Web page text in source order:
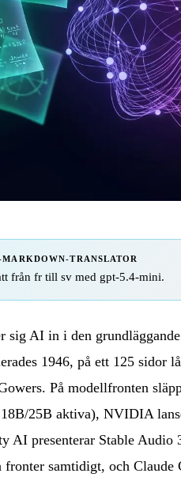
TRANSLATOR
från fr till sv med gpt-5.4-mini.
sig AI in i den
1946, på ett 125 sidor
På modellfronten
25B aktiva), NVIDIA
AI presenterar Stable
samtidigt, och Claude